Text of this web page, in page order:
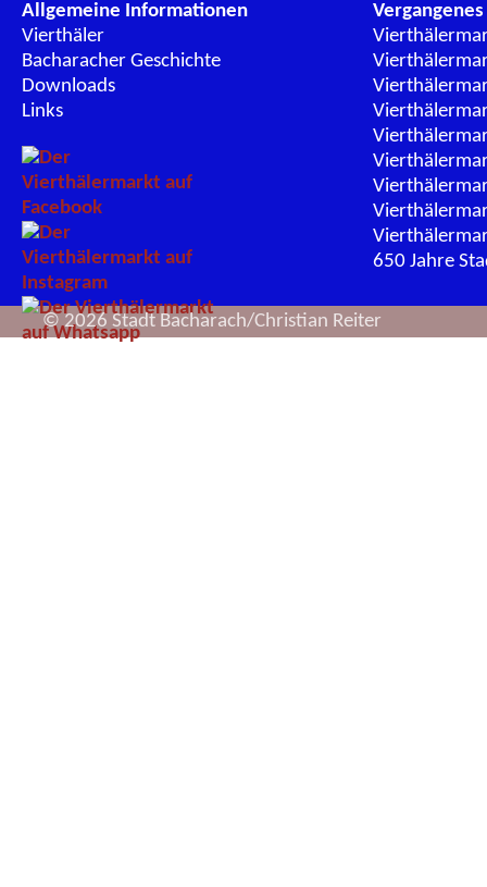
Allgemeine Informationen
Vierthäler
Bacharacher Geschichte
Downloads
Links
Vergangenes
650 Jahre
© 2026 Stadt Bacharach/Christian Reiter